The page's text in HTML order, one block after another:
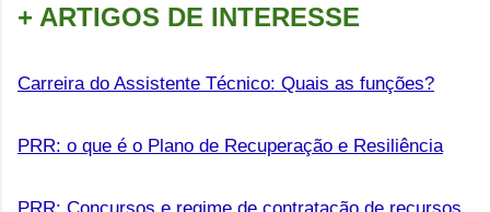
+ ARTIGOS DE INTERESSE
Carreira do Assistente Técnico: Quais as funções?
PRR: o que é o Plano de Recuperação e Resiliência
PRR: Concursos e regime de contratação de recursos